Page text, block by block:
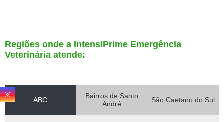
Regiões onde a IntensiPrime Emergência
Veterinária atende:
ABC
Bairros de Santo
André
São Caetano do Sul